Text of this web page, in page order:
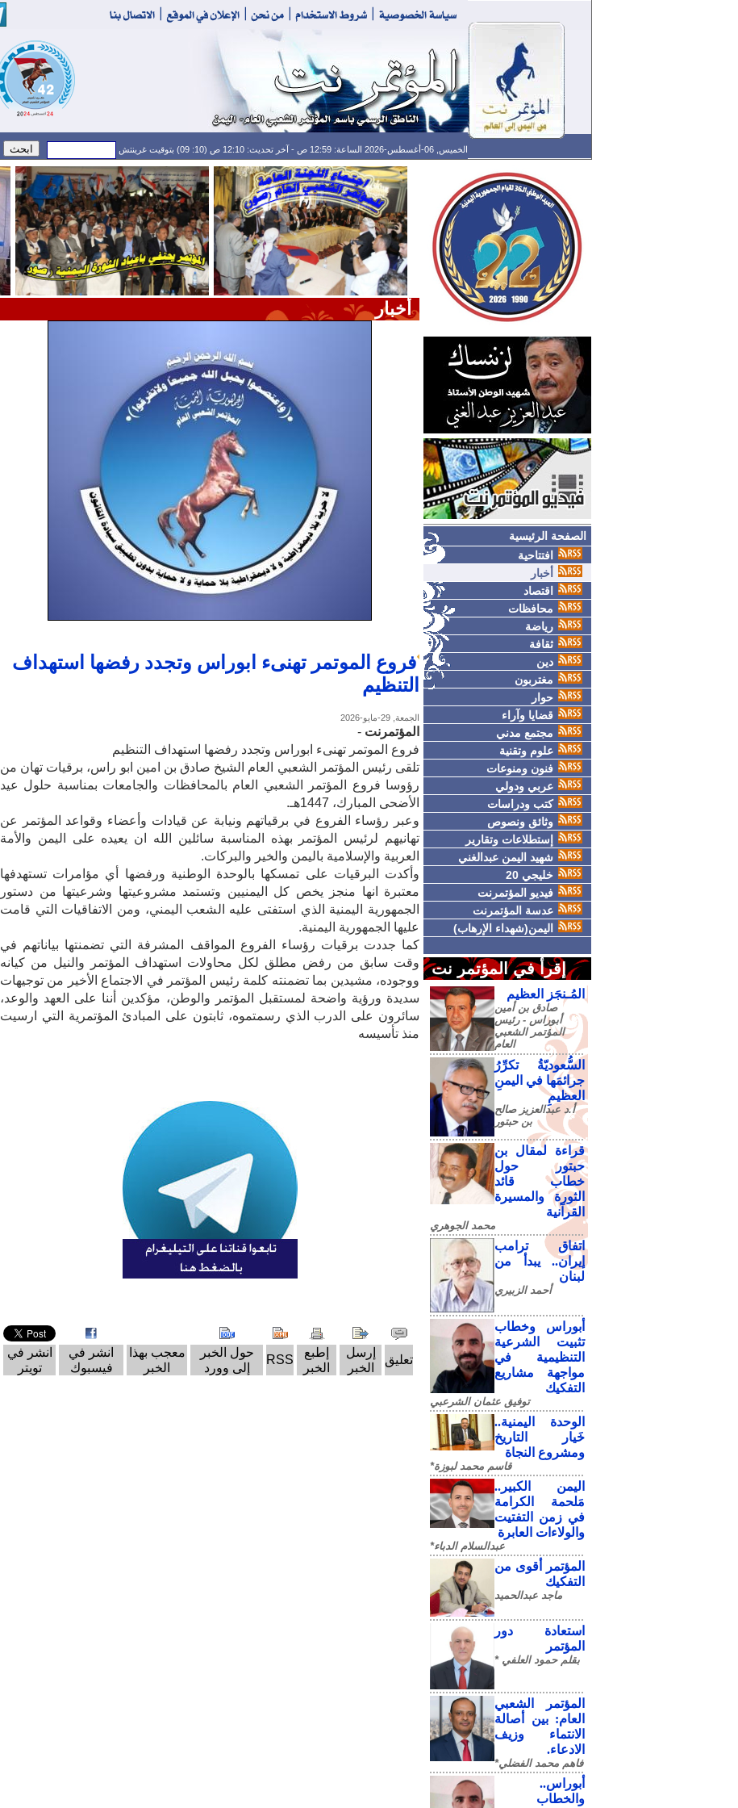
الخميس, 06-أغسطس-2026 الساعة: 12:59 ص - آخر تحديث: 12:10 ص (10: 09) بتوقيت غرينتش
الصفحة الرئيسية
افتتاحية
أخبار
اقتصاد
محافظات
رياضة
ثقافة
دين
مغتربون
حوار
قضايا وآراء
مجتمع مدني
علوم وتقنية
فنون ومنوعات
عربي ودولي
كتب ودراسات
وثائق ونصوص
إستطلاعات وتقارير
شهيد اليمن عبدالغني
خليجي 20
فيديو المؤتمرنت
عدسة المؤتمرنت
اليمن(شهداء الإرهاب)
إقرأ في المؤتمر نت
المُـنجَز العظيم
صادق‮ ‬بن‮ ‬أمين‮
‬أبوراس - رئيس‮
‬المؤتمر‮ ‬الشعبي‮
‬العام
السُّعوديّةُ تكرِّرُ
جرائمَها في اليمنِ
العظيمِ
أ.د عبدالعزيز صالح
بن حبتور
قراءة لمقال بن
حبتور حول
خطاب قائد
الثورة والمسيرة
القرآنية
محمد الجوهري
اتفاق ترامب
إيران.. يبدأ من
لبنان
أحمد الزبيري
أبوراس وخطاب
تثبيت الشرعية
التنظيمية في
مواجهة مشاريع
التفكيك
توفيق عثمان الشرعبي
الوحدة اليمنية..
خَيار التاريخ
ومشروع النجاة
قاسم محمد لبوزة*
​اليمن الكبير..
مَلحمة الكرامة
في زمن التفتيت
والولاءات العابرة
عبدالسلام الدباء*
المؤتمر أقوى من
التفكيك
ماجد عبدالحميد
استعادة دور
المؤتمر
بقلم حمود العلفي *
المؤتمر الشعبي
العام: بين أصالة
الانتماء وزيف
الادعاء.
فاهم محمد الفضلي*
أبوراس..
والخطاب
أخبار
فروع الموتمر تهنىء ابوراس وتجدد رفضها استهداف
التنظيم
الجمعة, 29-مايو-2026
المؤتمرنت -
فروع الموتمر تهنىء ابوراس وتجدد رفضها استهداف التنظيم
تلقى رئيس المؤتمر الشعبي العام الشيخ صادق بن امين ابو راس، برقيات تهان من
رؤوسا فروع المؤتمر الشعبي العام بالمحافظات والجامعات بمناسبة حلول عيد
الأضحى المبارك، 1447هـ.
وعبر رؤساء الفروع في برقياتهم ونيابة عن قيادات وأعضاء وقواعد المؤتمر عن
تهانيهم لرئيس المؤتمر بهذه المناسبة سائلين الله ان يعيده على اليمن والأمة
العربية والإسلامية باليمن والخير والبركات.
وأكدت البرقيات على تمسكها بالوحدة الوطنية ورفضها أي مؤامرات تستهدفها
معتبرة انها منجز يخص كل اليمنيين وتستمد مشروعيتها وشرعيتها من دستور
الجمهورية اليمنية الذي استفتى عليه الشعب اليمني، ومن الاتفاقيات التي قامت
عليها الجمهورية اليمنية.
كما جددت برقيات رؤساء الفروع المواقف المشرفة التي تضمنتها بياناتهم في
وقت سابق من رفض مطلق لكل محاولات استهداف المؤتمر والنيل من كيانه
ووجوده، مشيدين بما تضمنته كلمة رئيس المؤتمر في الاجتماع الأخير من توجيهات
سديدة ورؤية واضحة لمستقبل المؤتمر والوطن، مؤكدين أننا على العهد والوعد،
سائرون على الدرب الذي رسمتموه، ثابتون على المبادئ المؤتمرية التي ارسيت
منذ تأسيسه
تعليق
إرسل
الخبر
إطبع
الخبر
RSS
حول الخبر
إلى وورد
معجب بهذا
الخبر
انشر في
فيسبوك
انشر في
تويتر